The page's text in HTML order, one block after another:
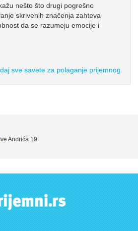
nešto što drugi pogrešno
skrivenih značenja zahteva
da se razumeju emocije i
sve savete za polaganje prijemnog
Ive Andrića 19